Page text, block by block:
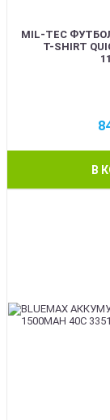
MIL-TEC
T-SHIRT
В